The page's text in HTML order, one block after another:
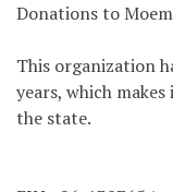
Donations to
This organization
years, which
the state.